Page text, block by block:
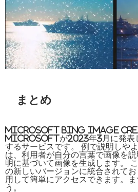
まとめ
Microsoft Bing Image
Microsoftが2023年3月に発表
するサービスです。 例で説明しや
は、利用者が自分の言葉で画像を
明に基づいて画像を生成します。
の新しいバージョンに統合されて
用して簡単にアクセスできます。
う。